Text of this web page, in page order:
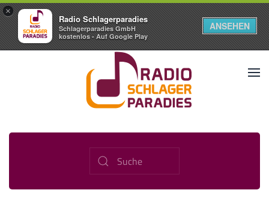
×
Radio Schlagerparadies
Schlagerparadies GmbH
kostenlos - Auf Google Play
ANSEHEN